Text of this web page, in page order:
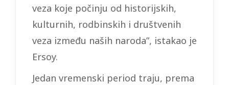
veza koje počinju od historijskih,
kulturnih, rodbinskih i društvenih
veza između naših naroda”, istakao je
Ersoy.
Jedan vremenski period traju, prema